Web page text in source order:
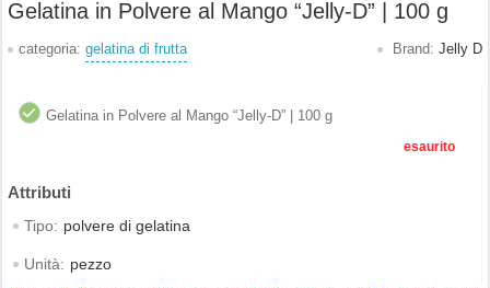
Gelatina in Polvere al Mango “Jelly-D” | 100 g
categoria: gelatina di frutta Brand: Jelly D
Gelatina in Polvere al Mango “Jelly-D” | 100 g
esaurito
Tipo: polvere di gelatina
Unità: pezzo